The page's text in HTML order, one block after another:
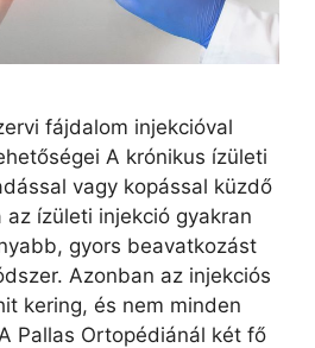
fájdalom injekcióval
A krónikus ízületi
vagy kopással küzdő
az ízületi injekció gyakran
gyors beavatkozást
Azonban az injekciós
kering, és nem minden
Pallas Ortopédiánál két fő